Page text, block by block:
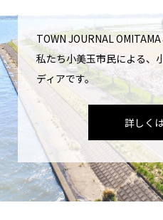
TOWN JOURNAL
私たち小美玉市民による、
ディアです。
詳しく